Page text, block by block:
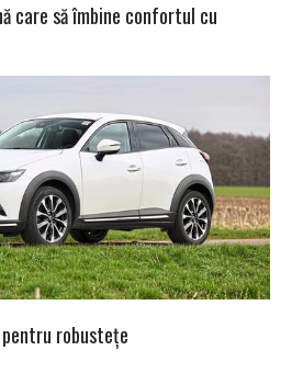
care să îmbine confortul cu
pentru robustețe